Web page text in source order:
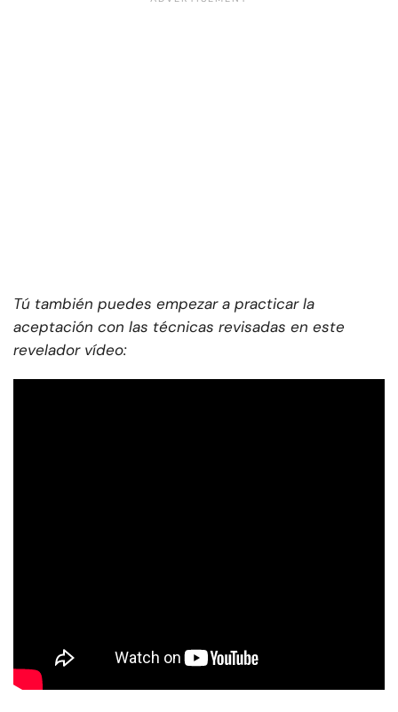
Tú también puedes empezar a practicar la
aceptación con las técnicas revisadas en este
revelador vídeo: